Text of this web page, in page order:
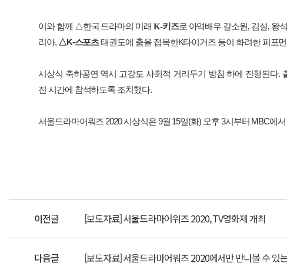
이와 함께 △한국 드라마의 미래 K-키즈로 아역배우 갈소원, 김설, 왕
리아, △K-스포츠태권도에 춤을 접목한K타이거즈 등이 화려한 퍼포
시상식 축하공연 역시 고강도 사회적 거리두기 방침 하에 진행된다.
진 시간에 참석하도록 조치했다.
서울드라마어워즈 2020시상식은9월 15일(화) 오후3시부터 MBC에서
이전글 [보도자료] 서울드라마어워즈 2020, TV영화제 개최
다음글 [보도자료] 서울드라마어워즈 2020에서만 만나볼 수 있